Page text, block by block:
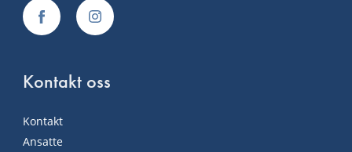
Kontakt oss
Kontakt
Ansatte